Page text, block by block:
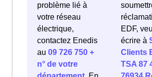
problème lié à
votre réseau
électrique,
contactez Enedis
au 09 726 750 +
n° de votre
EDF,
écrire à
Clients
TSA 87